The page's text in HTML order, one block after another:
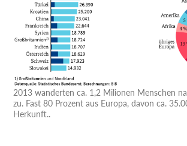
2013 wanderten ca. 1,2 Milionen Menschen
zu. Fast 80 Prozent aus Europa, davon ca.
Herkunft..